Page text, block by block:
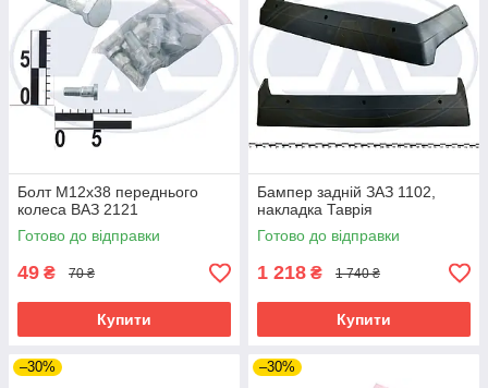
Болт М12х38 переднього
колеса ВАЗ 2121
Готово до відправки
49 ₴ 70 ₴
Купити
Бампер задній ЗАЗ 1102,
накладка Таврія
Готово до відправки
1 218 ₴ 1 740 ₴
Купити
–30% –30%